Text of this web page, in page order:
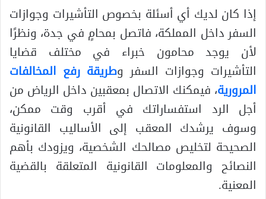
إذا كان لديك أي أسئلة بخصوص التأشيرات وجوازات
السفر داخل المملكة، فاتصل بمحامٍ في جدة، ونظرًا
لأن يوجد محامون خبراء في مختلف قضايا
التأشيرات وجوازات السفر وطريقة رفع المخالفات
المرورية، فيمكنك الاتصال بمعقبين داخل الرياض من
أجل الرد استفساراتك في أقرب وقت ممكن،
وسوف يرشدك المعقب إلى الأساليب القانونية
الصحيحة لتخليص مصالحك الشخصية، ويزودك بأهم
النصائح والمعلومات القانونية المتعلقة بالقضية
المعنية.